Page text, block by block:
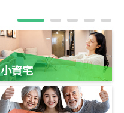
小資宅